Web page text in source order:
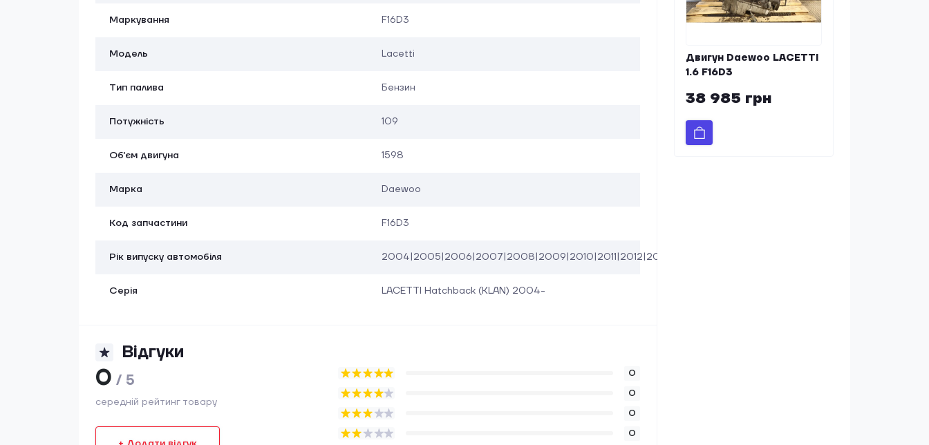
Маркування F16D3
Модель Lacetti
Тип палива Бензин
Потужність 109
Об'єм двигуна 1598
Марка Daewoo
Код запчастини F16D3
Рік випуску автомобіля 2004|2005|2006|2007|2008|2009|2010|2011|2012|2013|2014|2015|2016|2017|2018|2019
Серія LACETTI Hatchback (KLAN) 2004-
Відгуки
0 / 5
середній рейтинг товару
0
0
0
0
Двигун Daewoo LACETTI
1.6 F16D3
38 985 грн